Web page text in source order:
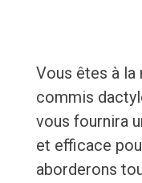
Vous êtes à la
commis
vous fournira
et efficace
aborderons